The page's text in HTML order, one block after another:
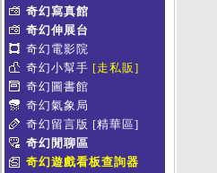
奇幻寫真館
奇幻伸展台
奇幻電影院
奇幻小幫手 [走私販]
奇幻圖書館
奇幻氣象局
奇幻留言版 [精華區]
奇幻閒聊區
奇幻遊戲看板查詢器